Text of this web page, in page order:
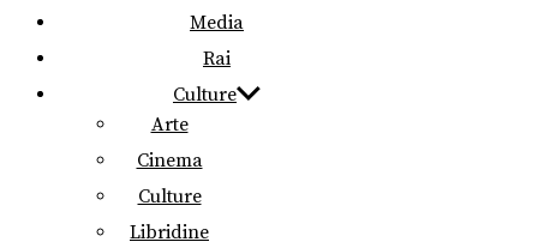
Media
Rai
Culture
Arte
Cinema
Culture
Libridine